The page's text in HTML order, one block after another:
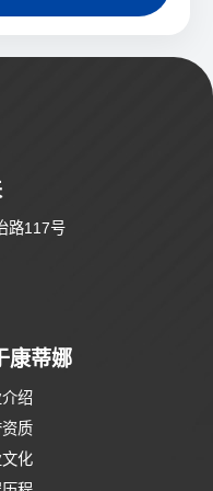
路117号
康蒂娜
绍
质
化